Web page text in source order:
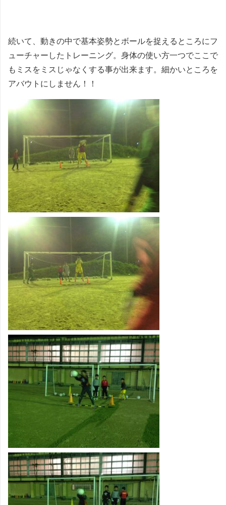
続いて、動きの中で基本姿勢とボールを捉えるところにフ
ューチャーしたトレーニング。身体の使い方一つでここで
もミスをミスじゃなくする事が出来ます。細かいところを
アバウトにしません！！